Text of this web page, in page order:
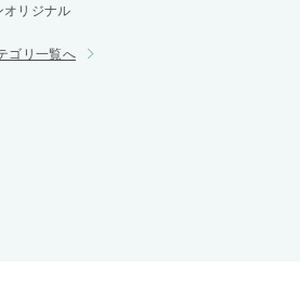
オリジナル
ゴリ一覧へ